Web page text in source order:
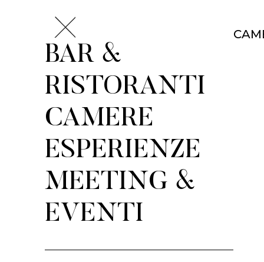
BAR &
RISTORANTI
CAMERE
ESPERIENZE
MEETING &
EVENTI